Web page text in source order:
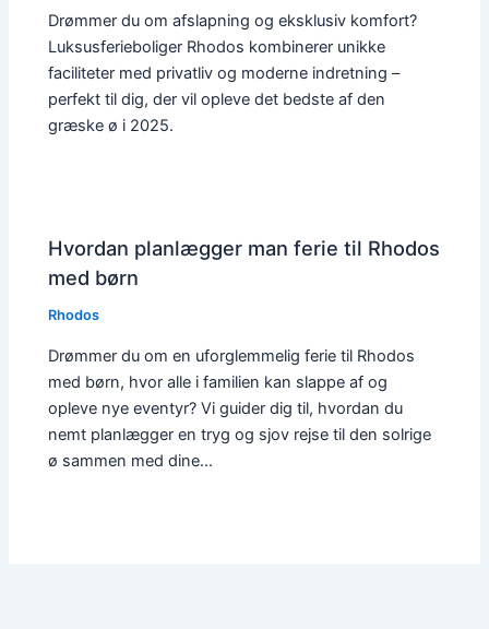
Drømmer du om afslapning og eksklusiv komfort?
Luksusferieboliger Rhodos kombinerer unikke
faciliteter med privatliv og moderne indretning –
perfekt til dig, der vil opleve det bedste af den
græske ø i 2025.
Hvordan planlægger man ferie til Rhodos
med børn
Rhodos
Drømmer du om en uforglemmelig ferie til Rhodos
med børn, hvor alle i familien kan slappe af og
opleve nye eventyr? Vi guider dig til, hvordan du
nemt planlægger en tryg og sjov rejse til den solrige
ø sammen med dine…